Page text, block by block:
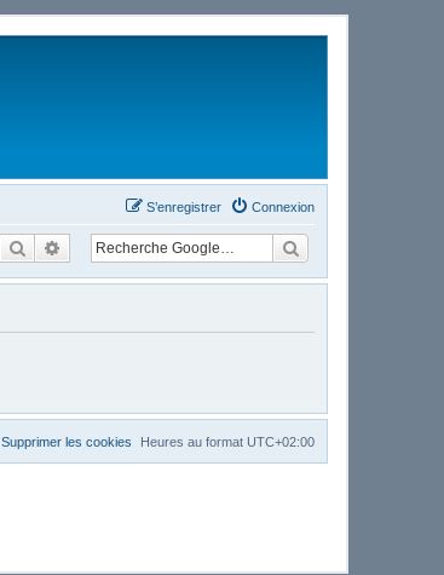
Connexion
S’enregistrer
RechercherRecherche avancée
Heures au format UTC+02:00
Supprimer les cookies